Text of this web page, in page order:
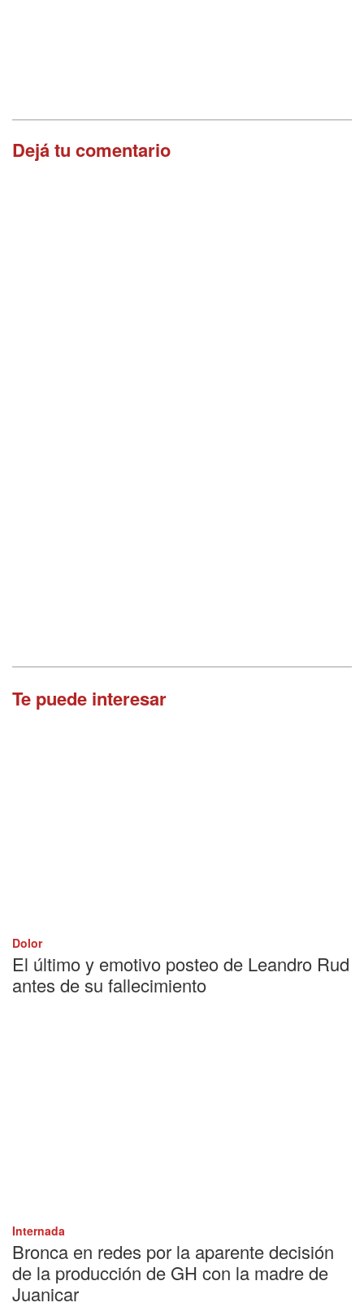
Dejá tu comentario
Te puede interesar
Dolor
El último y emotivo posteo de Leandro Rud
antes de su fallecimiento
Internada
Bronca en redes por la aparente decisión
de la producción de GH con la madre de
Juanicar